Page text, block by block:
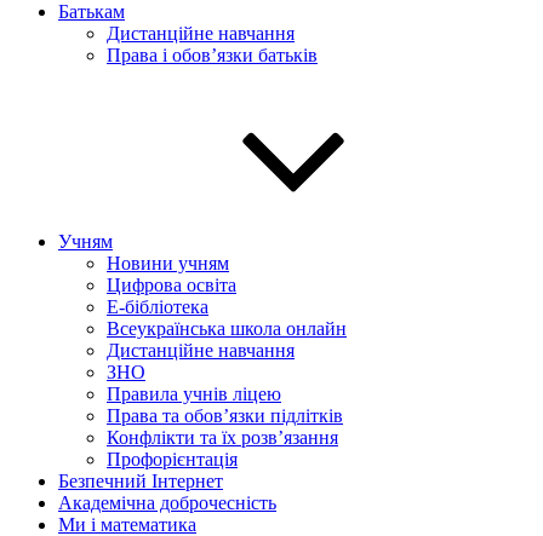
Батькам
Дистанційне навчання
Права і обов’язки батьків
Учням
Новини учням
Цифрова освіта
E-бібліотека
Всеукраїнська школа онлайн
Дистанційне навчання
ЗНО
Правила учнів ліцею
Права та обов’язки підлітків
Конфлікти та їх розв’язання
Профорієнтація
Безпечний Інтернет
Академічна доброчесність
Ми і математика